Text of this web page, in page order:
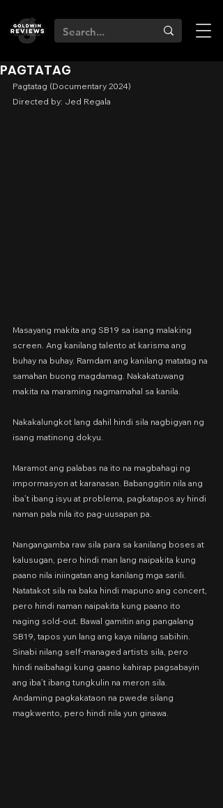
PAGTATAG
Pagtatag (Documentary 2024)
Directed by: Jed Regala
Masayang makita ang SB19 sa isang malaking
screen. Ang kanilang talento at karisma ang
buhay na buhay. Ramdam ang kanilang matatag na
samahan buong magdamag. Nakakatuwang
makita na maraming nagmamahal sa kanila.
Nakakalungkot lang dahil hindi sila nagbigyan ng
isang matinong dokyu.
Maramot ang palabas na ito na magbahagi ng
impormasyon at karanasan. Babanggitin nila ang
iba’t ibang isyu at problema, pagkatapos ay hindi
naman pala nila ito pag-uusapan pa.
Nangangamba raw sila para sa kanilang boses at
kalusugan, pero hindi man lang naipakita kung
paano nila iniingatan ang kanilang mga sarili.
Natatakot sila na baka hindi mapuno ang concert,
pero hindi naman naipakita kung paano ito
naging sold-out. Bawal gamitin ang pangalang
SB19, tapos yun lang ang kaya nilang sabihin.
Sinabi nilang self-managed artists sila, pero
hindi naibahagi kung gaano kahirap pagsabayin
ang iba’t ibang tungkulin na meron sila.
Andaming pagkakataon na pwede silang
magkwento, pero hindi nila yun ginawa.